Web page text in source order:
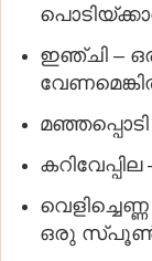
ഇഞ്ചി –
ഒരു